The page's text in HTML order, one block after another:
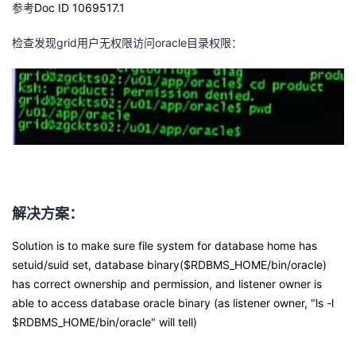
参考Doc ID 1069517.1
检查发现grid用户无权限访问oracle目录权限：
解决方案：
Solution is to make sure file system for database home has
setuid/suid set, database binary($RDBMS_HOME/bin/oracle)
has correct ownership and permission, and listener owner is
able to access database oracle binary (as listener owner, "ls -l
$RDBMS_HOME/bin/oracle" will tell)